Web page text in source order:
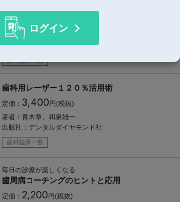
定価：
著者：
生田図南、津島克正、福重真佐子
出版社：デンタルダイヤモンド社
歯科用レーザー１２０％活用術
定価： 3,400円(税抜)
著者： 青木章、和泉雄一
出版社： デンタルダイヤモンド社
歯科臨床一般
毎日の診療が楽しくなる
歯周病コーチングのヒントと応用
定価： 2,200 円(税抜)
ログイン